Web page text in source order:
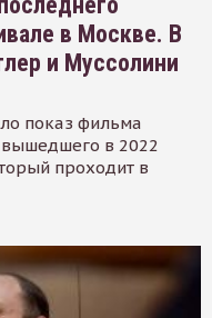
в Москве. В
и Муссолини
показ фильма
вышедшего в 2022
проходит в